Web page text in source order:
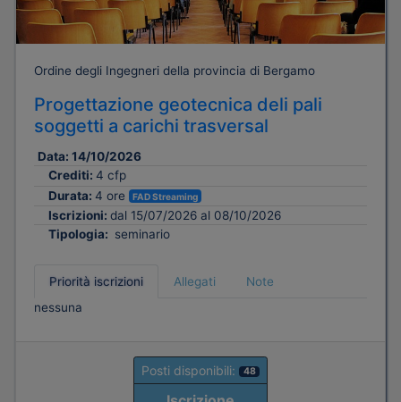
Ordine degli Ingegneri della provincia di Bergamo
Progettazione geotecnica deli pali
soggetti a carichi trasversal
Data: 14/10/2026
Crediti: 4 cfp
Durata: 4 ore FAD Streaming
Iscrizioni: dal 15/07/2026 al 08/10/2026
Tipologia: seminario
Priorità iscrizioni Allegati
Note
nessuna
Posti disponibili: 48